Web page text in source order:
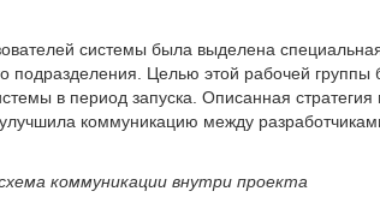
системы была выделена
подразделения. Целью этой рабочей группы
в период запуска. Описанная стратегия
коммуникацию между
коммуникации внутри проекта